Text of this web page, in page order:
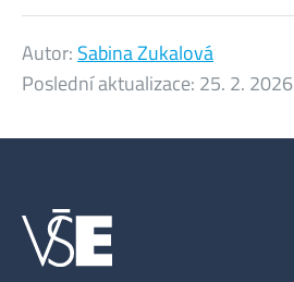
Autor: Sabina Zukalová
Poslední aktualizace: 25. 2. 2026